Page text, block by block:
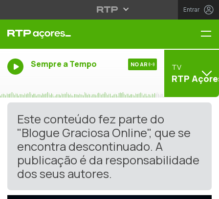
Entrar
Sempre a Tempo NO AR TV
RTP
Este conteúdo fez parte do
"Blogue Graciosa Online", que se
encontra descontinuado. A
publicação é da responsabilidade
dos seus autores.